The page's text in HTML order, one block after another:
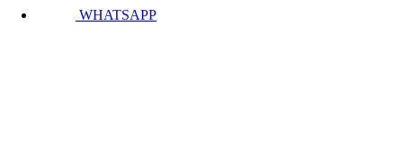
WHATSAPP